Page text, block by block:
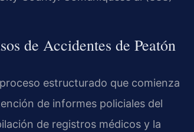
de Accidentes de Peatón
estructurado que comienza
de informes policiales del
de registros médicos y la